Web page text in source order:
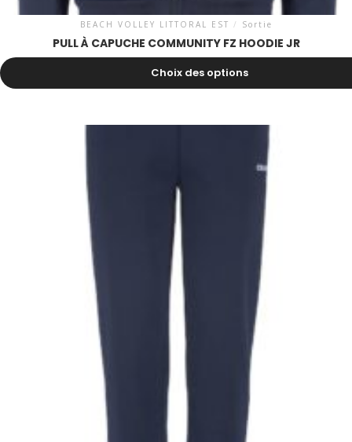
BEACH VOLLEY LITTORAL EST / Sortie
PULL À CAPUCHE COMMUNITY FZ HOODIE JR
52.00
Choix des options